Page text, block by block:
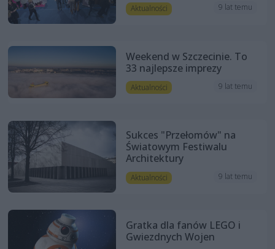
Aktualności 9 lat temu
Weekend w Szczecinie. To
33 najlepsze imprezy
Aktualności 9 lat temu
Sukces "Przełomów" na
Światowym Festiwalu
Architektury
Aktualności 9 lat temu
Gratka dla fanów LEGO i
Gwiezdnych Wojen